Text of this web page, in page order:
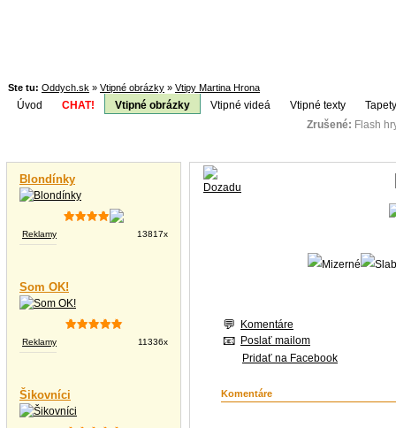
Ste tu: Oddych.sk » Vtipné obrázky » Vtipy Martina Hrona
Úvod CHAT! Vtipné obrázky Vtipné videá Vtipné texty
Zrušené: Flash
Blondínky
Reklamy 13817x
Som OK!
Reklamy 11336x
Šikovníci
Komentáre
Poslať mailom
Pridať na Facebook
Komentáre